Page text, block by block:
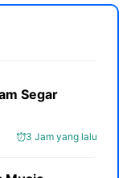
Segar
3 Jam yang lalu